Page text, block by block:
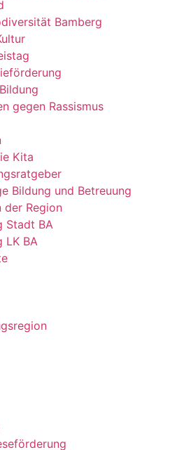
Bamberg
gegen Rassismus
Kita
Bildung und Betreuung
der Region
Stadt BA
LK BA